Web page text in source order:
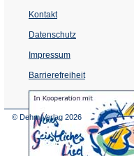
Kontakt
Datenschutz
Impressum
Barrierefreiheit
© Dehm Verlag 2026